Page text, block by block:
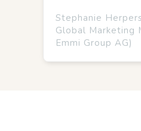
Stephanie Herpers
Global Marketing
Emmi Group AG)